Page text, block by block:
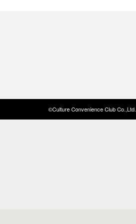
©Culture Convenience Club Co.,Ltd.